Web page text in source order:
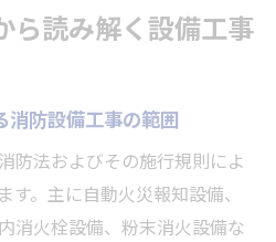
ら読み解く設備工事
消防設備工事の範囲
防法およびその施行規則によ
す。主に自動火災報知設備、
消火栓設備、粉末消火設備な